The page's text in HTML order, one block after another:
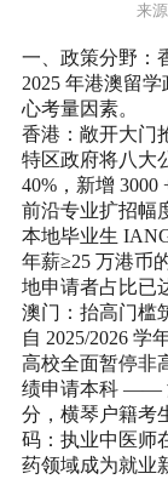
来
一、政策分野：
2025 年港澳留
心考量因素。
香港：敞开大门
特区政府将八大
40%，新增
前沿专业扩招幅
本地毕业生
年薪≥25 万港币
地申请者占比已
澳门：抬高门槛
自 2025/2026 学
高校全面暂停非
绩申请本科 ——
分，横琴户籍考
码：执业中医师
药领域成为就业